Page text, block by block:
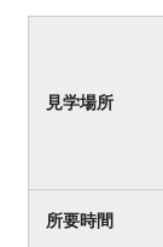
見学場所
所要時間